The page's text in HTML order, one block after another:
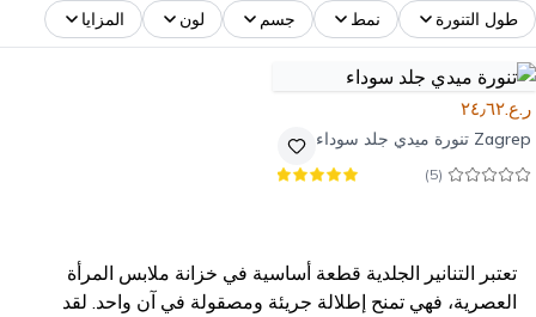
طول التنورة نمط جسم لون المزايا
ر.ع.٢٤٫٦٢
Zagrep تنورة ميدي جلد سوداء
(
5
)
تعتبر التنانير الجلدية قطعة أساسية في خزانة ملابس المرأة
العصرية، فهي تمنح إطلالة جريئة ومصقولة في آن واحد. لقد